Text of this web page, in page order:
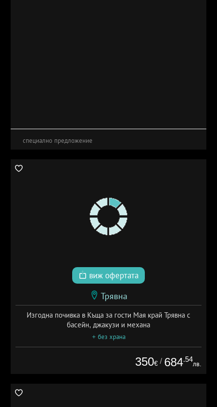
специално предложение
виж офертата
Трявна
Изгодна почивка в Къща за гости Мая край Трявна с
басейн, джакузи и механа
+ без храна
350€ / 684.54
лв.